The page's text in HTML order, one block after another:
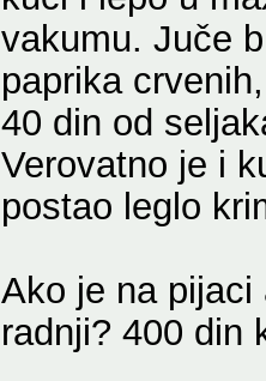
vakumu. Juče
paprika
40 din od
Verovatno je i
postao leglo
Ako je na
radnji? 400 din